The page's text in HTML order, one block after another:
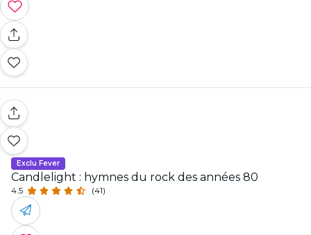
Exclu Fever
Candlelight : hymnes du rock des années 80
4.5 (41)